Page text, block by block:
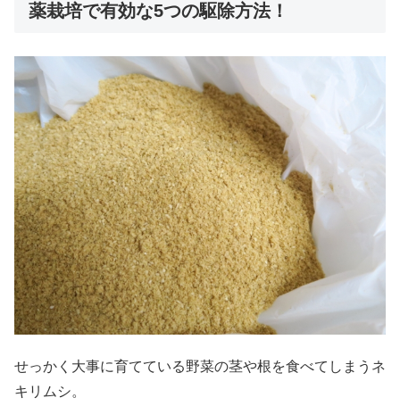
薬栽培で有効な5つの駆除方法！
せっかく大事に育てている野菜の茎や根を食べてしまうネ
キリムシ。